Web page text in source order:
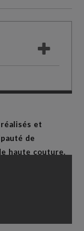
et
de
haute couture.